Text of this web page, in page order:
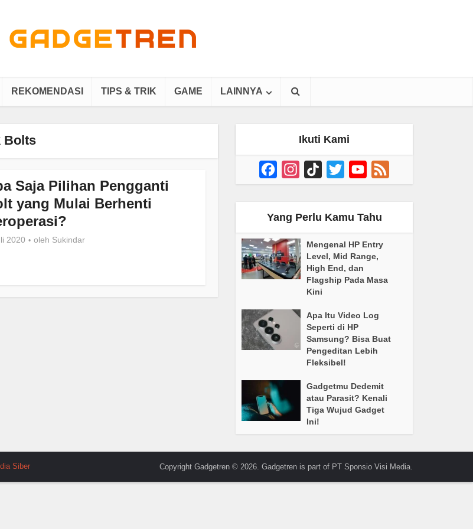
REKOMENDASI TIPS & TRIK GAME LAINNYA
Bolts
Saja Pilihan Pengganti
yang Mulai Berhenti
2020 oleh Sukindar
Ikuti Kami
FacebookInstagram
TikTok Twitter YouTube
Channel
Yang Perlu Kamu Tahu
Mengenal HP Entry
Level, Mid Range,
High End, dan
Flagship Pada Masa
Kini
Apa Itu Video Log
Seperti di HP
Samsung? Bisa Buat
Pengeditan Lebih
Fleksibel!
Gadgetmu Dedemit
atau Parasit? Kenali
Tiga Wujud Gadget
Ini!
Siber Copyright Gadgetren © 2026. Gadgetren is part of PT Sponsio Visi Media.